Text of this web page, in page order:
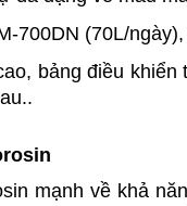
700DN (70L/
bảng điều
mạnh về khả